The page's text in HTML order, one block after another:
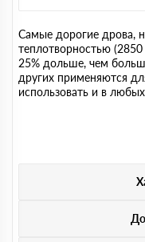
Самые дорогие дрова,
теплотворностью
25% дольше, чем
других применяются
использовать и в